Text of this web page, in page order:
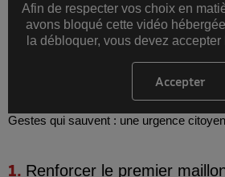
Afin de respecter vos choix en
avons bloqué cette vidéo
la débloquer, vous devez
Accepter
les
Gestes qui sauvent : une urgence
Renforcer le premier